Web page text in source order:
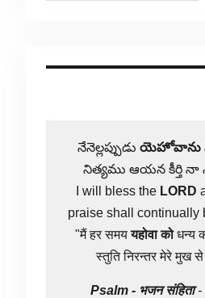
నేనెల్లప్పుడుయెహోవాను
నిత్యము ఆయన కీర్తి నా
I will bless the LORD
praise shall continually
"मैं हर समययहोवा कोधन्य
स्तुति निरन्तर मेरे मुख से
Psalm - भजन संहिता-